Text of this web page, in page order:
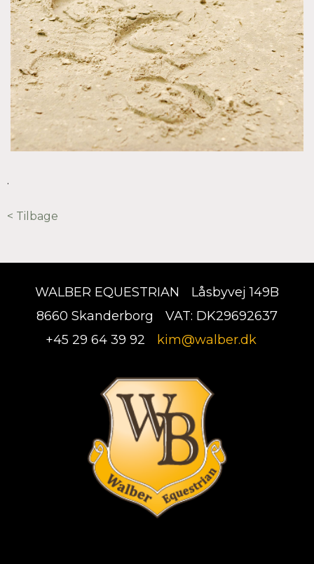
.
< Tilbage
WALBER EQUESTRIAN
Låsbyvej 149B
8660 Skanderborg
VAT: DK29692637
+45 29 64 39 92
kim@walber.dk